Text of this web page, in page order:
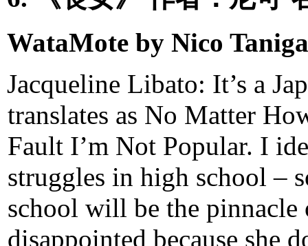
WataMote by Nico
Jacqueline Libato: It’s a
translates as No Matter
Fault I’m Not Popular. I
struggles in high school –
school will be the pinnacle
disappointed because she